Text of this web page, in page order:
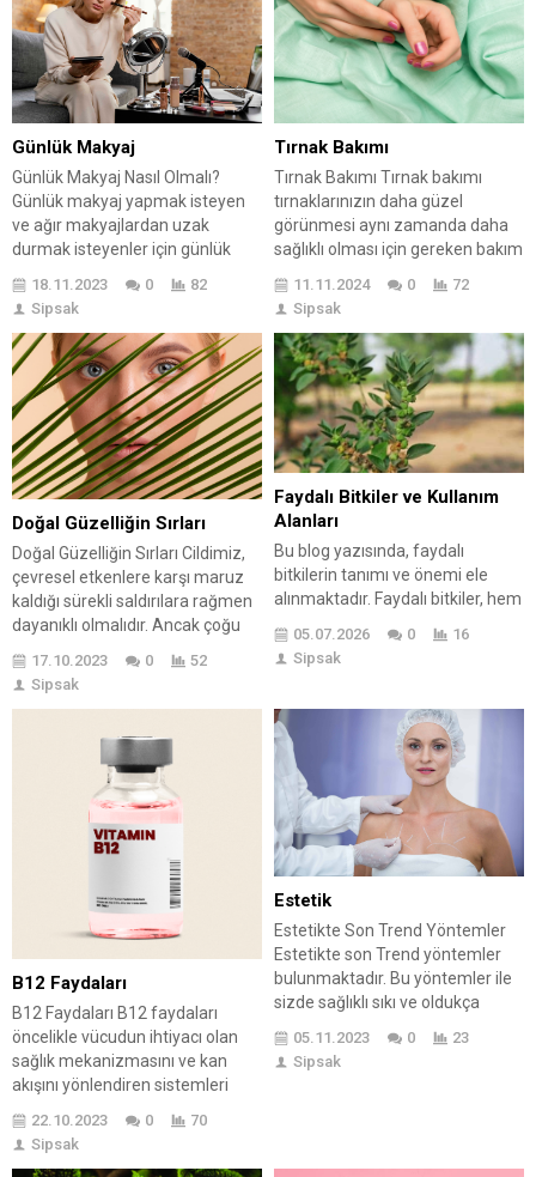
Günlük Makyaj
Günlük Makyaj Nasıl Olmalı?
Günlük makyaj yapmak isteyen
ve ağır makyajlardan uzak
durmak isteyenler için günlük
Günlük yapılan makyajlardan
önce yüzün daha parlak daha
canlı görünmesini sağlayan yüz
ve cilt maskeleri yapılması
tavsiye edilmektedir. Cilt maskesi
sayesinde yüzün daha aydınlık
pürüzsüz ve bakımlı görünmesi
için bir alt yapı oluşmaktadır....
18.11.2023 0
82
Sipsak
Tırnak Bakımı
Tırnak Bakımı Tırnak bakımı
tırnaklarınızın daha güzel
görünmesi aynı zamanda daha
sağlıklı olması için gereken bakım
Tırnakların temiz ve oldukça
bakımlı olması aynı zamanda
sosyal bir ortamda daha rahat
olmak için çok gereklidir. Sosyal
alanda da özgüven sağlayan
temiz ve bakımlı tırnaklara siz de
sahip olmak ister misiniz? Bunun
için...
11.11.2024 0
72
Sipsak
Doğal Güzelliğin Sırları
Doğal Güzelliğin Sırları Cildimiz,
çevresel etkenlere karşı maruz
kaldığı sürekli saldırılara rağmen
dayanıklı olmalıdır. Ancak çoğu
zaman, kimyasal içerikli ürünlerle
bakım yapmak, cildin doğal
dengesini bozabilir. Bu nedenle,
evde doğal cilt bakımını
keşfetmek, cildinizin sağlığını
yeniden kazandırabilir. Detaylara
inerek, evde uygulanabilecek
etkili doğal cilt bakım
yöntemlerini ele alalım. Evde...
17.10.2023 0
52
Sipsak
Faydalı Bitkiler ve Kullanım
Alanları
Bu blog yazısında, faydalı
bitkilerin tanımı ve önemi ele
alınmaktadır. Faydalı bitkiler, hem
sağlık hem de gıda alanında
geniş kullanılabilirlikleri
dolayısıyla dikkate değer bir yere
çeşitli kullanım alanları arasında
şifalı özellikleri ve mutfaklardaki
yeri vurgulanmaktadır. Ayrıca,
faydalı bitkilerin yetiştirilmesi
hakkında pratik bilgiler
sunulmakta, böylece okuyucular
kendi bahçelerinde bu...
05.07.2026 0
16
Sipsak
B12 Faydaları
B12 Faydaları B12 faydaları
öncelikle vücudun ihtiyacı olan
sağlık mekanizmasını ve kan
akışını yönlendiren sistemleri
analiz etmek olmakta ve insan
vücudu için çok büyük önem
taşımaktadır. Özellikle vücudun
22.10.2023 0
70
Sipsak
Estetik
Estetikte Son Trend Yöntemler
Estetikte son Trend yöntemler
bulunmaktadır. Bu yöntemler ile
sizde sağlıklı sıkı ve oldukça
Estetik alanında geliştirilen yeni
teknolojiler ile artık bıçak altında
dokunuşlar ve hızlı çözümler ile
05.11.2023 0
23
Sipsak